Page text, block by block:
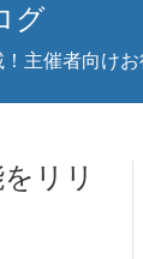
グ
主催者向け
リリ